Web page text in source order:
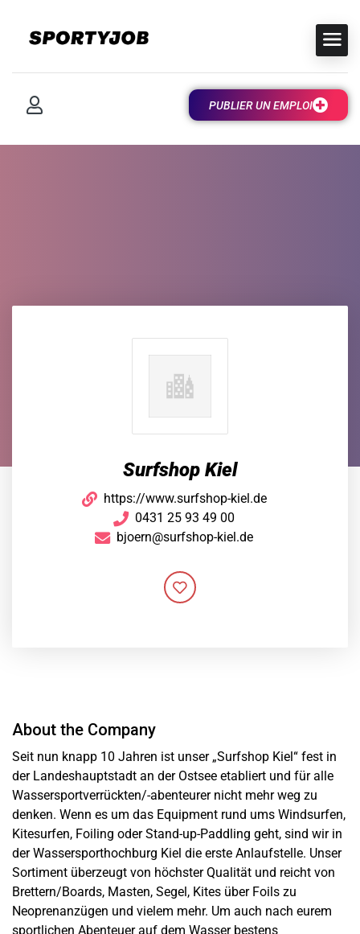
PUBLIER UN EMPLOI
Surfshop Kiel
https://www.surfshop-kiel.de
0431 25 93 49 00
bjoern@surfshop-kiel.de
About the Company
Seit nun knapp 10 Jahren ist unser „Surfshop Kiel“ fest in
der Landeshauptstadt an der Ostsee etabliert und für alle
Wassersportverrückten/-abenteurer nicht mehr weg zu
denken. Wenn es um das Equipment rund ums Windsurfen,
Kitesurfen, Foiling oder Stand-up-Paddling geht, sind wir in
der Wassersporthochburg Kiel die erste Anlaufstelle. Unser
Sortiment überzeugt von höchster Qualität und reicht von
Brettern/Boards, Masten, Segel, Kites über Foils zu
Neoprenanzügen und vielem mehr. Um auch nach eurem
sportlichen Abenteuer auf dem Wasser bestens